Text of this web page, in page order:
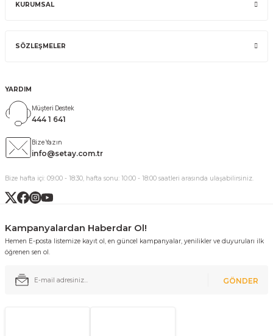
KURUMSAL
SÖZLEŞMELER
YARDIM
Müşteri Destek
444 1 641
Bize Yazın
info@setay.com.tr
Bize hafta içi: 09:00 - 18:30, hafta sonu: 10:00 - 18:00 saatleri arasında ulaşabilirsiniz.
Kampanyalardan Haberdar Ol!
Hemen E-posta listemize kayıt ol, en güncel kampanyalar, yenilikler ve duyuruları ilk
öğrenen sen ol.
GÖNDER